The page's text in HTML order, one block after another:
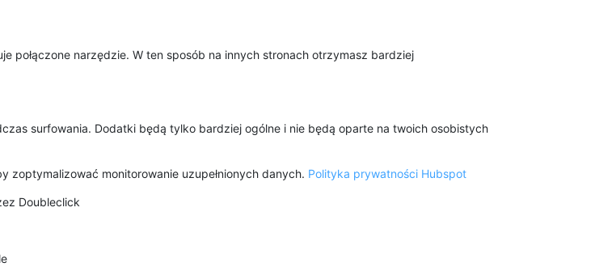
połączone narzędzie. W ten sposób na innych stronach otrzymasz bardziej
surfowania. Dodatki będą tylko bardziej ogólne i nie będą oparte na twoich osobistych
zoptymalizować monitorowanie uzupełnionych danych. Polityka prywatności Hubspot
Doubleclick